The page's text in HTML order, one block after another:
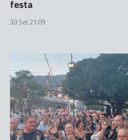
festa
30 Set 21:09